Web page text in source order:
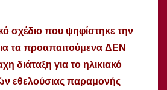
σχέδιο που ψηφίστηκε την
τα προαπαιτούμενα ΔΕΝ
διάταξη για το ηλικιακό
εθελούσιας παραμονής